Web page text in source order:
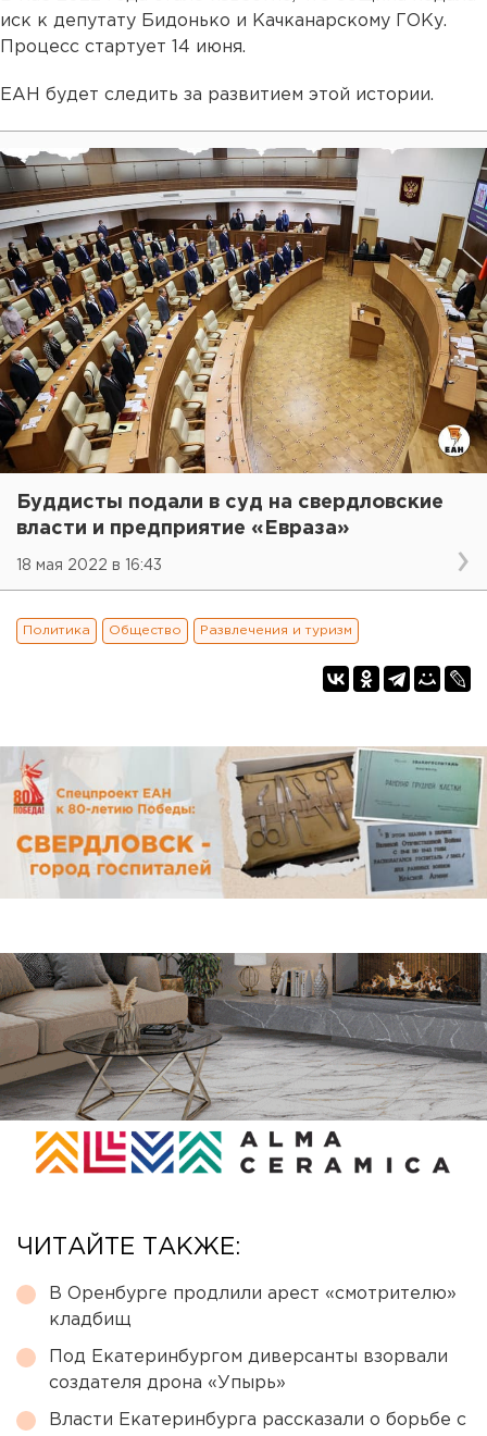
иск к депутату Бидонько и Качканарскому ГОКу.
Процесс стартует 14 июня.
ЕАН будет следить за развитием этой истории.
Буддисты подали в суд на свердловские
власти и предприятие «Евраза»
18 мая 2022 в 16:43
Политика Общество Развлечения и туризм
ЧИТАЙТЕ ТАКЖЕ:
В Оренбурге продлили арест «смотрителю»
кладбищ
Под Екатеринбургом диверсанты взорвали
создателя дрона «Упырь»
Власти Екатеринбурга рассказали о борьбе с